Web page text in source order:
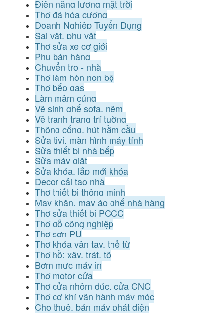
Điện năng lượng mặt trời
Thợ đá hóa cương
Doanh Nghiệp Tuyển Dụng
Sai vặt, phụ vặt
Thợ sửa xe cơ giới
Phụ bán hàng
Chuyển trọ - nhà
Thợ làm hòn non bộ
Thợ bếp gas
Làm mâm cúng
Vệ sinh ghế sofa, nệm
Vẽ tranh trang trí tường
Thông cống, hút hầm cầu
Sửa tivi, màn hình máy tính
Sửa thiết bị nhà bếp
Sửa máy giặt
Sửa khóa, lắp mới khóa
Decor cải tạo nhà
Thợ thiết bị thông minh
May khăn, may áo ghế nhà hàng
Thợ sửa thiết bị PCCC
Thợ gỗ công nghiệp
Thợ sơn PU
Thợ khóa vân tay, thẻ từ
Thợ hồ: xây, trát, tô
Bơm mực máy in
Thợ motor cửa
Thợ cửa nhôm đúc, cửa CNC
Thợ cơ khí vận hành máy móc
Cho thuê, bán máy phát điện